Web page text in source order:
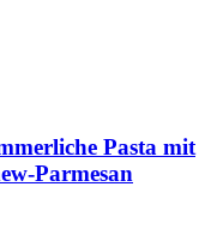
Pasta mit
Parmesan